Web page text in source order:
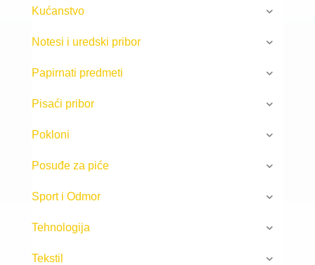
Kućanstvo
Notesi i uredski pribor
Papirnati predmeti
Pisaći pribor
Pokloni
Posuđe za piće
Sport i Odmor
Tehnologija
Tekstil